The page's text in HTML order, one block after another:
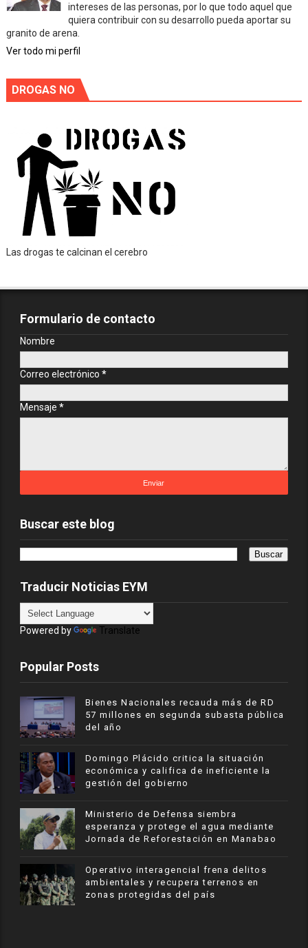
intereses de las personas, por lo que todo aquel que
quiera contribuir con su desarrollo pueda aportar su
granito de arena.
Ver todo mi perfil
DROGAS NO
Las drogas te calcinan el cerebro
Formulario de contacto
Nombre
Correo electrónico *
Mensaje *
Buscar este blog
Traducir Noticias EYM
Powered by Translate
Popular Posts
Bienes Nacionales recauda más de RD
57 millones en segunda subasta pública
del año
​Domingo Plácido critica la situación
económica y califica de ineficiente la
gestión del gobierno
Ministerio de Defensa siembra
esperanza y protege el agua mediante
Jornada de Reforestación en Manabao
Operativo interagencial frena delitos
ambientales y recupera terrenos en
zonas protegidas del país